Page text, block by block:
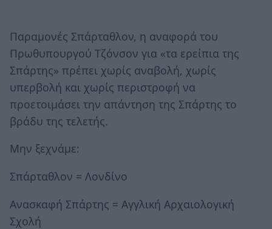
Παραμονές Σπάρταθλον, η αναφορά του
Πρωθυπουργού Τζόνσον για «τα ερείπια της
Σπάρτης» πρέπει χωρίς αναβολή, χωρίς
υπερβολή και χωρίς περιστροφή να
προετοιμάσει την απάντηση της Σπάρτης το
βράδυ της τελετής.
Μην ξεχνάμε:
Σπάρταθλον = Λονδίνο
Ανασκαφή Σπάρτης = Αγγλική Αρχαιολογική
Σχολή